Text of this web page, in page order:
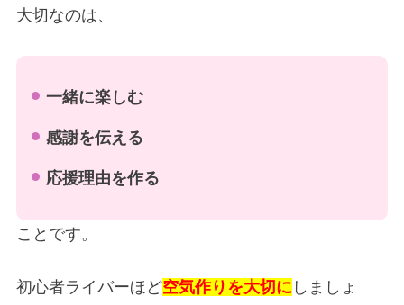
大切なのは、
一緒に楽しむ
感謝を伝える
応援理由を作る
ことです。
初心者ライバーほど空気作りを大切に しましょ